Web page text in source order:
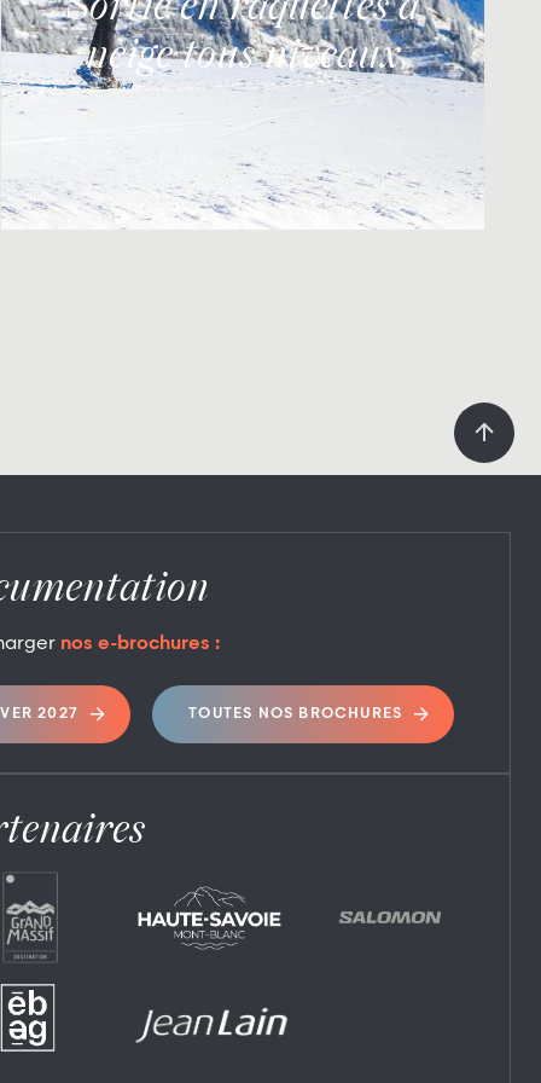
Sortie en raquettes à
neige tous niveaux
nos e-brochures :
2027 TOUTES NOS BROCHURES